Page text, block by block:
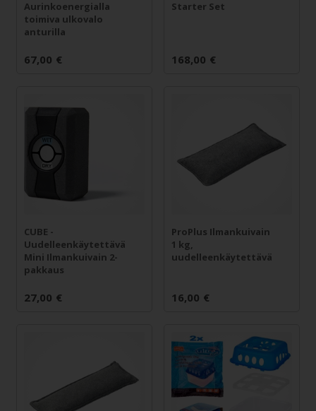
Aurinkoenergialla
toimiva ulkovalo
anturilla
67,00 €
Starter Set
168,00 €
CUBE -
Uudelleenkäytettävä
Mini Ilmankuivain 2-
pakkaus
27,00 €
ProPlus Ilmankuivain
1 kg,
uudelleenkäytettävä
16,00 €